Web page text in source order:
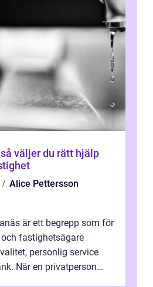
Alice Pettersson
är ett begrepp som för
fastighetsägare
personlig service
När en privatperson